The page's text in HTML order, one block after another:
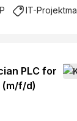
IT-
PLC for
(m/f/d)